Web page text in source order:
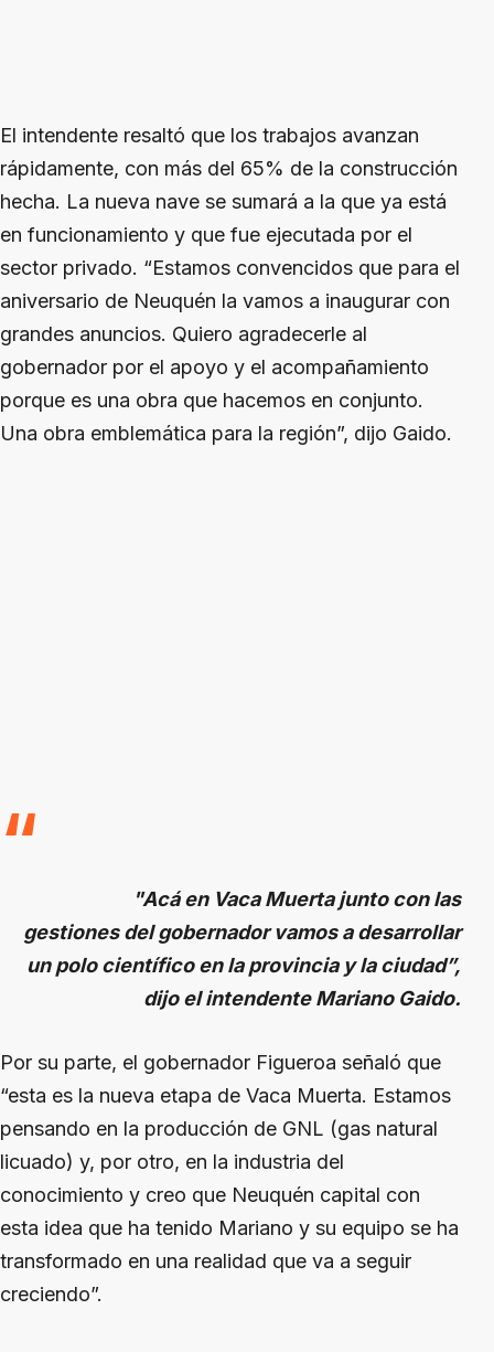
El intendente resaltó que los trabajos avanzan
rápidamente, con más del 65% de la construcción
hecha. La nueva nave se sumará a la que ya está
en funcionamiento y que fue ejecutada por el
sector privado. “Estamos convencidos que para el
aniversario de Neuquén la vamos a inaugurar con
grandes anuncios. Quiero agradecerle al
gobernador por el apoyo y el acompañamiento
porque es una obra que hacemos en conjunto.
Una obra emblemática para la región”, dijo Gaido.
"Acá en Vaca Muerta junto con las
gestiones del gobernador vamos a desarrollar
un polo científico en la provincia y la ciudad”,
dijo el intendente Mariano Gaido.
Por su parte, el gobernador Figueroa señaló que
“esta es la nueva etapa de Vaca Muerta. Estamos
pensando en la producción de GNL (gas natural
licuado) y, por otro, en la industria del
conocimiento y creo que Neuquén capital con
esta idea que ha tenido Mariano y su equipo se ha
transformado en una realidad que va a seguir
creciendo”.